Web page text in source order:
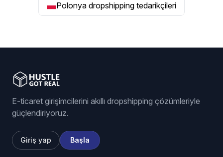
Polonya dropshipping tedarikçileri
E-ticaret girişimcilerini akıllı dropshipping çözümleriyle
güçlendiriyoruz.
Giriş yap Başla